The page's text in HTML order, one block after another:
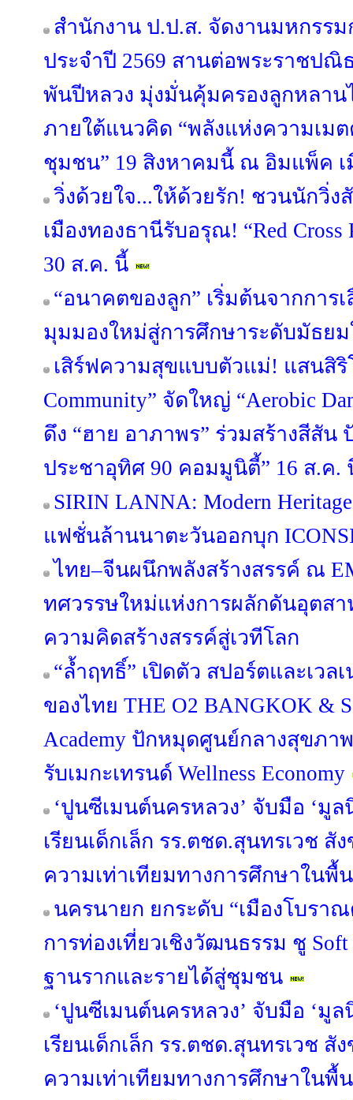
สำนักงาน ป.ป.ส. จัดงานมหกรร
ประจำปี 2569 สานต่อพระราชป
พันปีหลวง มุ่งมั่นคุ้มครองลูกหลา
ภายใต้แนวคิด “พลังแห่งความเม
ชุมชน” 19 สิงหาคมนี้ ณ อิมแพ็ค เ
วิ่งด้วยใจ...ให้ด้วยรัก! ชวนนักวิ่
เมืองทองธานีรับอรุณ! “Red Cross
30 ส.ค. นี้
“อนาคตของลูก” เริ่มต้นจากการ
มุมมองใหม่สู่การศึกษาระดับมัธยม
เสิร์ฟความสุขแบบตัวแม่! แสนสิริ
Community” จัดใหญ่ “Aerobic
ดึง “ฮาย อาภาพร” ร่วมสร้างสีสั
ประชาอุทิศ 90 คอมมูนิตี้” 16 ส.ค.
SIRIN LANNA: Modern
แฟชั่นล้านนาตะวันออกบุก
ไทย–จีนผนึกพลังสร้างสรรค์ ณ
ทศวรรษใหม่แห่งการผลักดันอุตส
ความคิดสร้างสรรค์สู่เวทีโลก
“ล้ำฤทธิ์” เปิดตัว สปอร์ตและเวล
ของไทย THE O2 BANGKOK &
Academy ปักหมุดศูนย์กลางสุขภา
รับเมกะเทรนด์ Wellness Economy
‘ปูนซีเมนต์นครหลวง’ จับมือ ‘มู
เรียนเด็กเล็ก รร.ตชด.สุนทรเวช สั
ความเท่าเทียมทางการศึกษาในพื้
นครนายก ยกระดับ “เมืองโบรา
การท่องเที่ยวเชิงวัฒนธรรม ชู Soft
ฐานรากและรายได้สู่ชุมชน
‘ปูนซีเมนต์นครหลวง’ จับมือ ‘มู
เรียนเด็กเล็ก รร.ตชด.สุนทรเวช สั
ความเท่าเทียมทางการศึกษาในพื้